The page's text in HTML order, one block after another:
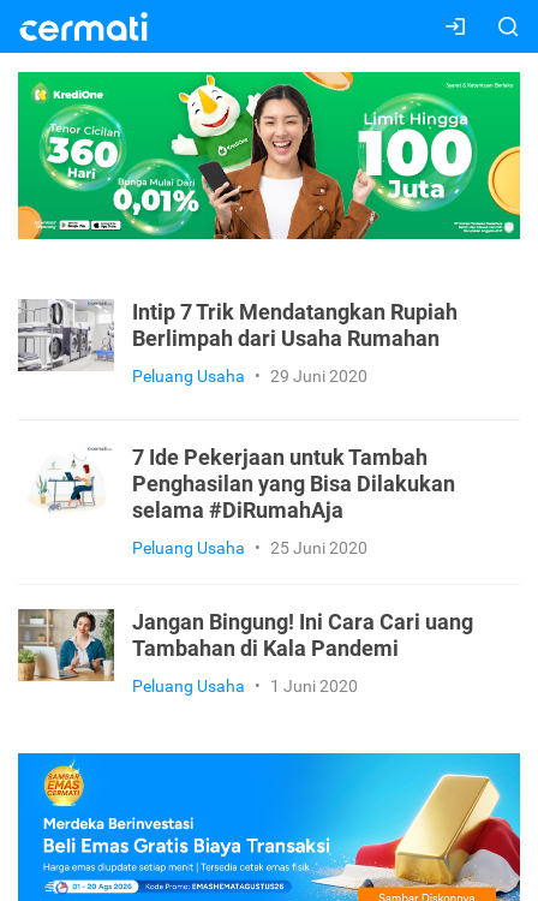
Intip 7 Trik Mendatangkan Rupiah
Berlimpah dari Usaha Rumahan
Peluang Usaha • 29 Juni 2020
7 Ide Pekerjaan untuk Tambah
Penghasilan yang Bisa Dilakukan
selama #DiRumahAja
Peluang Usaha • 25 Juni 2020
Jangan Bingung! Ini Cara Cari uang
Tambahan di Kala Pandemi
Peluang Usaha • 1 Juni 2020